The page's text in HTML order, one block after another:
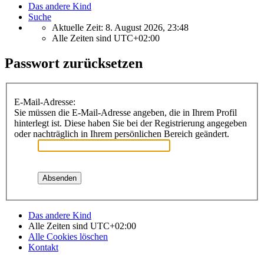
Das andere Kind
Suche
Aktuelle Zeit: 8. August 2026, 23:48
Alle Zeiten sind UTC+02:00
Passwort zurücksetzen
E-Mail-Adresse:
Sie müssen die E-Mail-Adresse angeben, die in Ihrem Profil
hinterlegt ist. Diese haben Sie bei der Registrierung angegeben
oder nachträglich in Ihrem persönlichen Bereich geändert.
Das andere Kind
Alle Zeiten sind UTC+02:00
Alle Cookies löschen
Kontakt